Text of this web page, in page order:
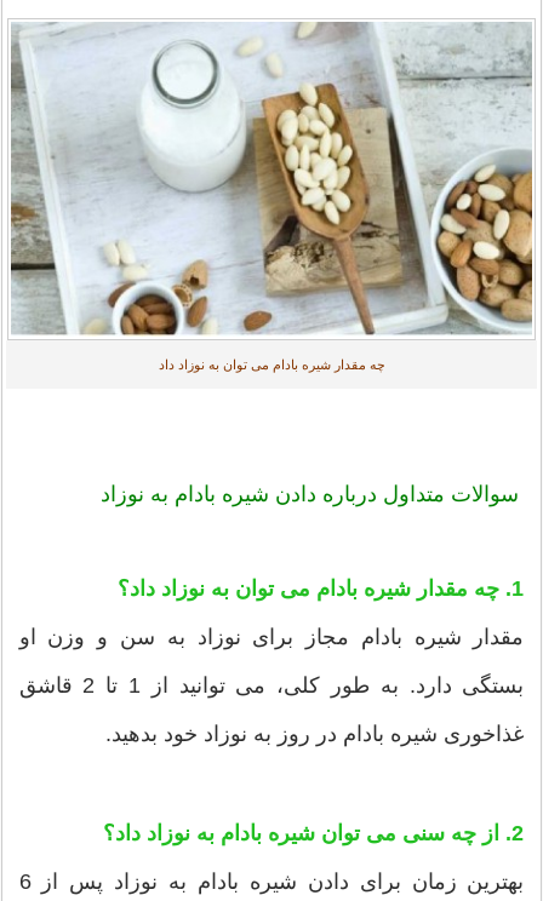
چه مقدار شیره بادام می توان به نوزاد داد
سوالات متداول درباره دادن شیره بادام به نوزاد
1. چه مقدار شیره بادام می توان به نوزاد داد؟
مقدار شیره بادام مجاز برای نوزاد به سن و وزن او
بستگی دارد. به طور کلی، می توانید از 1 تا 2 قاشق
غذاخوری شیره بادام در روز به نوزاد خود بدهید.
2. از چه سنی می توان شیره بادام به نوزاد داد؟
بهترین زمان برای دادن شیره بادام به نوزاد پس از 6